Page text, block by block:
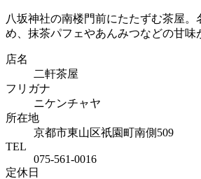
八坂神社の南楼門前にたたずむ茶屋。
め、抹茶パフェやあんみつなどの甘味
店名
二軒茶屋
フリガナ
ニケンチャヤ
所在地
京都市東山区祇園町南側509
TEL
075-561-0016
定休日